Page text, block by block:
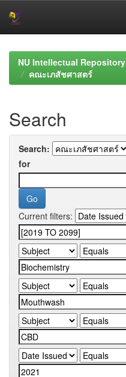
navigationNU Intellectual Repository
คณะเภสัชศาสตร์
Search
Search:
for
Current filters: